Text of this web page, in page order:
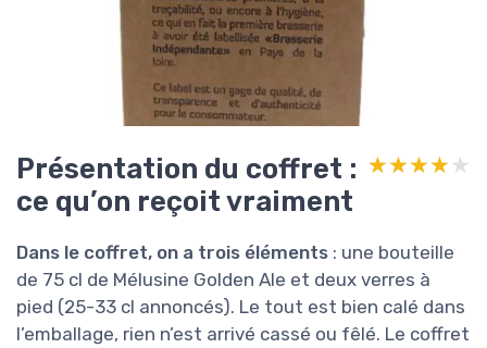
Présentation du coffret :
ce qu’on reçoit vraiment
★★★★★
★★★★★
Dans le coffret, on a trois éléments : une bouteille
de 75 cl de Mélusine Golden Ale et deux verres à
pied (25-33 cl annoncés). Le tout est bien calé dans
l’emballage, rien n’est arrivé cassé ou fêlé. Le coffret